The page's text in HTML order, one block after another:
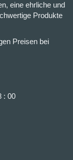
eine ehrliche und
Produkte
Preisen bei
00